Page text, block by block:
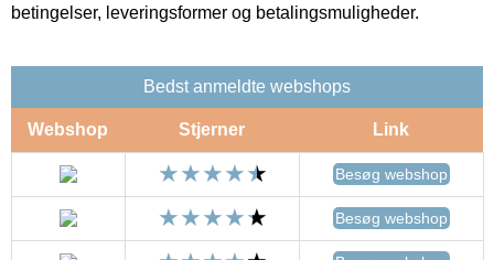
betingelser, leveringsformer og betalingsmuligheder.
Bedst anmeldte webshops
Webshop Stjerner Link
Besøg webshop
Besøg webshop